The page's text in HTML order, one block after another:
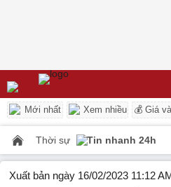
Mới nhất Xem nhiều 💰 Giá
Thời sự Tin nhanh 24h
Xuất bản ngày 16/02/2023 11:12